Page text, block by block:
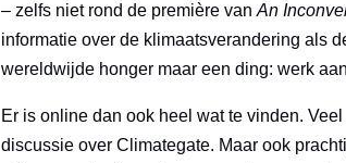
– zelfs niet rond de première van An
informatie over de klimaatsverandering als
wereldwijde honger maar een ding: werk
Er is online dan ook heel wat te vinden.
discussie over Climategate. Maar ook